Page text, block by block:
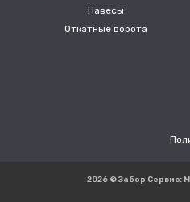
Навесы
Откатные ворота
2026 © Забор Сервис: